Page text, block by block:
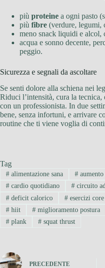
più proteine a ogni pasto
più fibre (verdure, legumi,
meno snack liquidi e alcol,
acqua e sonno decente,
peggio.
Sicurezza e segnali da ascoltare
Se senti dolore alla schiena nei
Riduci l’intensità, cura la
con un professionista. In due
bene, senza infortuni, e arrivare
routine che ti viene voglia di
Tag
#alimentazione sana #aumento
#cardio quotidiano #circuito
#deficit calorico #esercizi core
#hiit #miglioramento postura
#plank #squat thrust
PRECEDENTE